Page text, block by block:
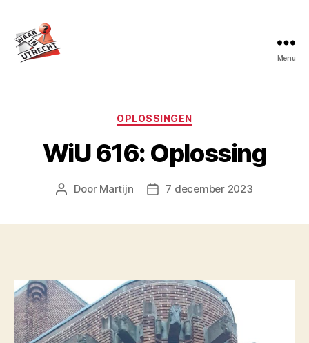
Menu
Categorieën
OPLOSSINGEN
WiU 616: Oplossing
Berichtauteur
Door Martijn Berichtdatum
7 december 2023